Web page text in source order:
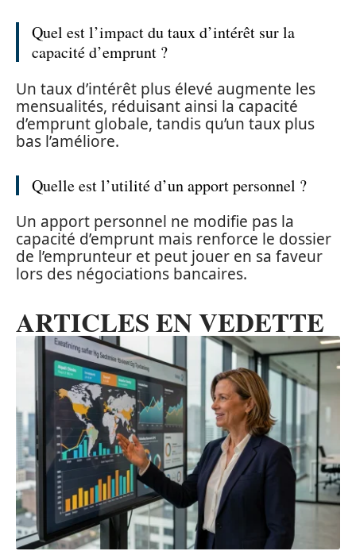
Quel est l’impact du taux d’intérêt sur la
capacité d’emprunt ?
Un taux d’intérêt plus élevé augmente les
mensualités, réduisant ainsi la capacité
d’emprunt globale, tandis qu’un taux plus
bas l’améliore.
Quelle est l’utilité d’un apport personnel ?
Un apport personnel ne modifie pas la
capacité d’emprunt mais renforce le dossier
de l’emprunteur et peut jouer en sa faveur
lors des négociations bancaires.
ARTICLES EN VEDETTE